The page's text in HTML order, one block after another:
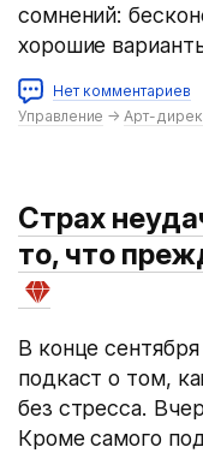
сомнений:
хорошие
Нет комментариев
Управление →Арт-
Страх
то, что
В конце
подкаст о том,
без стресса.
Кроме самого